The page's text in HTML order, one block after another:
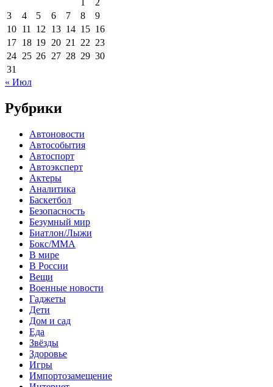
2
3
4 5 6 7 8
9
10 11 12 13 14 15 16
17 18 19 20 21 22 23
24 25 26 27 28 29 30
31
« Июл
Рубрики
Автоновости
Автособытия
Автоспорт
Автоэксперт
Актеры
Аналитика
Баскетбол
Безопасность
Безумный мир
Биатлон/Лыжи
Бокс/MMA
В мире
В России
Вещи
Военные новости
Гаджеты
Дети
Дом и сад
Еда
Звёзды
Здоровье
Игры
Импортозамещение